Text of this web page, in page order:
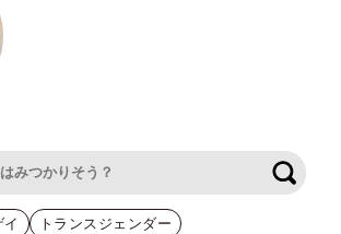
イ
トランスジェンダー